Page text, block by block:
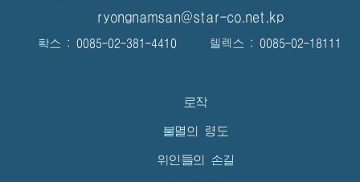
ryongnamsan@star-co.net.kp
확스 : 0085-02-381-4410 텔렉스 : 0085-02-18111
로작
불멸의 령도
위인들의 손길